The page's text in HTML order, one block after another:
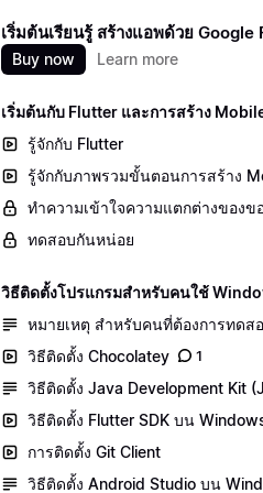
เริ่มต้นเรียนรู้ สร้างแอพด้วย
Buy now Learn more
เริ่มต้นกับ Flutter และการสร้าง
รู้จักกับ Flutter
รู้จักกับภาพรวมขั้นตอนการสร้าง
ทำความเข้าใจความแตกต่างของ
ทดสอบกันหน่อย
วิธีติดตั้งโปรแกรมสำหรับคนใช้
หมายเหตุ สำหรับคนที่ต้องการทดส
วิธีติดตั้ง Chocolatey
1
วิธีติดตั้ง Java Development Kit
วิธีติดตั้ง Flutter SDK บน
การติดตั้ง Git Client
วิธีติดตั้ง Android Studio บน